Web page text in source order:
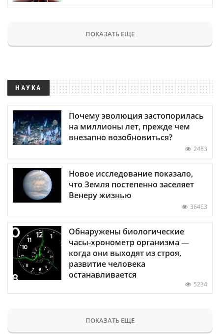
ПОКАЗАТЬ ЕЩЕ
НАУКА
Почему эволюция застопорилась
на миллионы лет, прежде чем
внезапно возобновиться?
2483
Новое исследование показало,
что Земля постепенно заселяет
Венеру жизнью
36463
Обнаружены биологические
часы-хронометр организма —
когда они выходят из строя,
развитие человека
останавливается
5234
ПОКАЗАТЬ ЕЩЕ